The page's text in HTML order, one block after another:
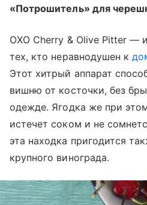
«Потрошитель» для
OXO Cherry & Olive Pitter —
тех, кто неравнодушен к
Этот хитрый аппарат
вишню от косточки, без
одежде. Ягодка же при
истечет соком и не
эта находка пригодится
крупного винограда.